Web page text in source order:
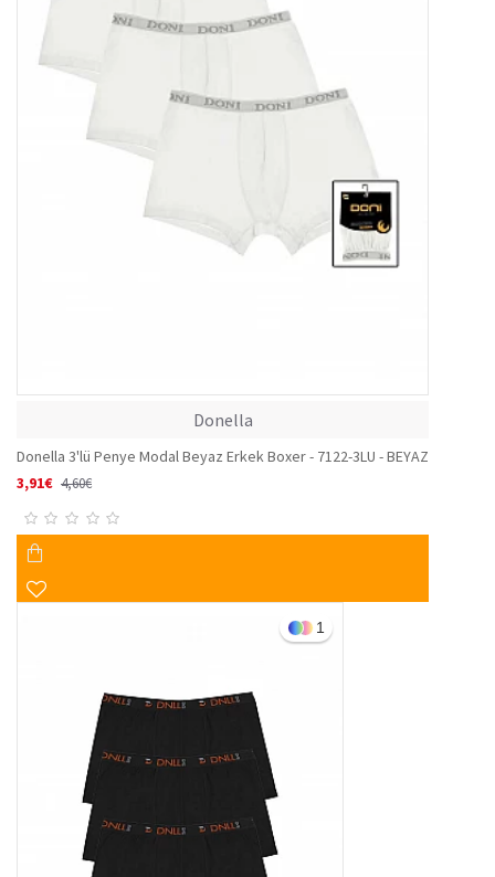
Donella
Donella 3'lü Penye Modal Beyaz Erkek Boxer - 7122-3LU - BEYAZ
3,91€ 4,60€
1